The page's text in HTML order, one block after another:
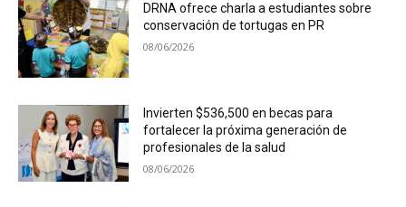
DRNA ofrece charla a estudiantes sobre
conservación de tortugas en PR
08/06/2026
Invierten $536,500 en becas para
fortalecer la próxima generación de
profesionales de la salud
08/06/2026